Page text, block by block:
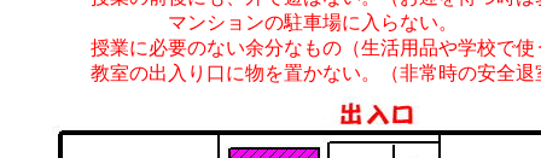
マンションの駐車場に入らない。
授業に必要のない余分なもの （生活用品や学校で
教室の出入り口に物を置かない。（非常時の安全退